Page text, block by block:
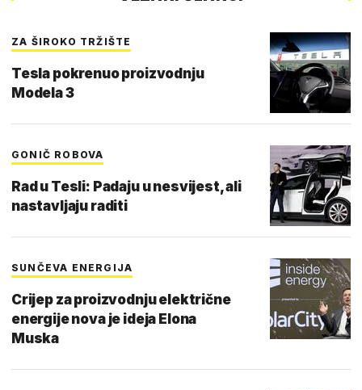
ZA ŠIROKO TRŽIŠTE
Tesla pokrenuo proizvodnju
Modela 3
GONIČ ROBOVA
Rad u Tesli: Padaju u nesvijest, ali
nastavljaju raditi
SUNČEVA ENERGIJA
Crijep za proizvodnju električne
energije nova je ideja Elona
Muska